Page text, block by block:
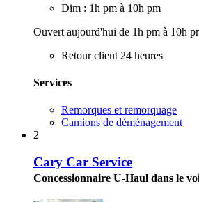
Dim : 1h pm à 10h pm
Ouvert aujourd'hui de 1h pm à 10h
Retour client 24 heures
Services
Remorques et remorquage
Camions de déménagement
2
Cary Car Service
Concessionnaire U-Haul dans le